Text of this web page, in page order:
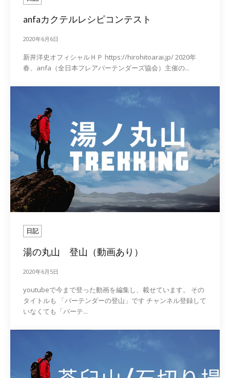
anfaカクテルレシピコンテスト
2020年6月6日
新井洋史オフィシャルＨＰ https://hirohitoarai.jp/ 2020年
春、anfa（全日本フレアバーテンダーズ協会）主催の...
日記
湯の丸山 登山（動画あり）
2020年6月5日
youtubeで今まで登った動画を編集し、載せています。 その
タイトルも 「バーテンダーの登山」です チャンネル登録して
いなくても「バーテ...